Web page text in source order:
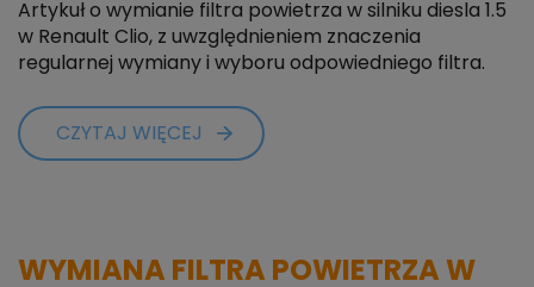
Artykuł o wymianie filtra powietrza w silniku diesla 1.5
w Renault Clio, z uwzględnieniem znaczenia
regularnej wymiany i wyboru odpowiedniego filtra.
CZYTAJ WIĘCEJ
WYMIANA FILTRA POWIETRZA W